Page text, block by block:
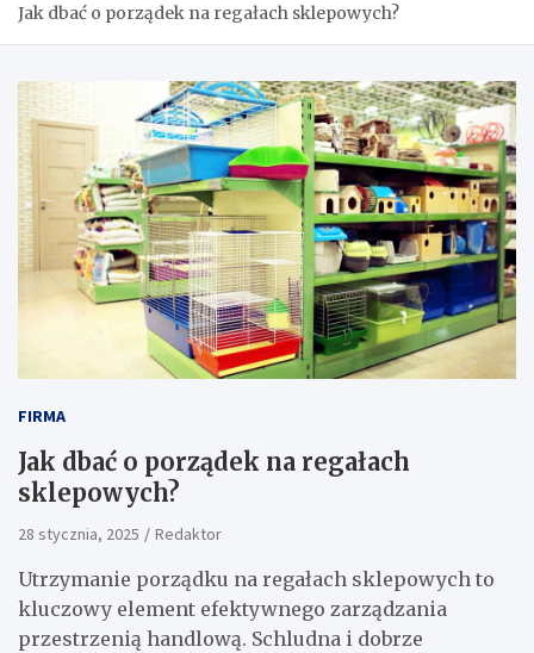
Jak dbać o porządek na regałach sklepowych?
FIRMA
Jak dbać o porządek na regałach
sklepowych?
28 stycznia, 2025 Redaktor
Utrzymanie porządku na regałach sklepowych to
kluczowy element efektywnego zarządzania
przestrzenią handlową. Schludna i dobrze